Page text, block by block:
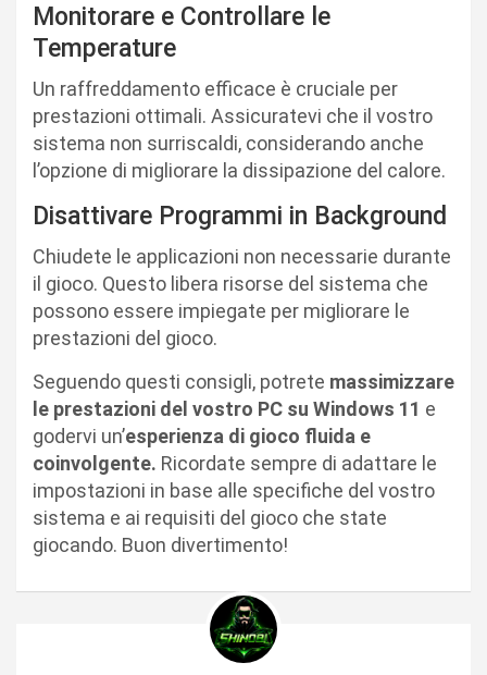
Monitorare e Controllare le
Temperature
Un raffreddamento efficace è cruciale per
prestazioni ottimali. Assicuratevi che il vostro
sistema non surriscaldi, considerando anche
l’opzione di migliorare la dissipazione del calore.
Disattivare Programmi in Background
Chiudete le applicazioni non necessarie durante
il gioco. Questo libera risorse del sistema che
possono essere impiegate per migliorare le
prestazioni del gioco.
Seguendo questi consigli, potrete massimizzare
le prestazioni del vostro PC su Windows 11 e
godervi un’esperienza di gioco fluida e
coinvolgente. Ricordate sempre di adattare le
impostazioni in base alle specifiche del vostro
sistema e ai requisiti del gioco che state
giocando. Buon divertimento!